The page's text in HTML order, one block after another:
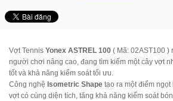
Vợt Tennis Yonex ASTREL 100 ( Mã: 02AST100
người chơi nâng cao, đang tìm kiếm một cây vợt
tốt và khả năng kiểm soát tối ưu.
Công nghệ sometric Shape tạo ra một điểm
vợt có cùng diện tích, tăng khả năng kiểm soát